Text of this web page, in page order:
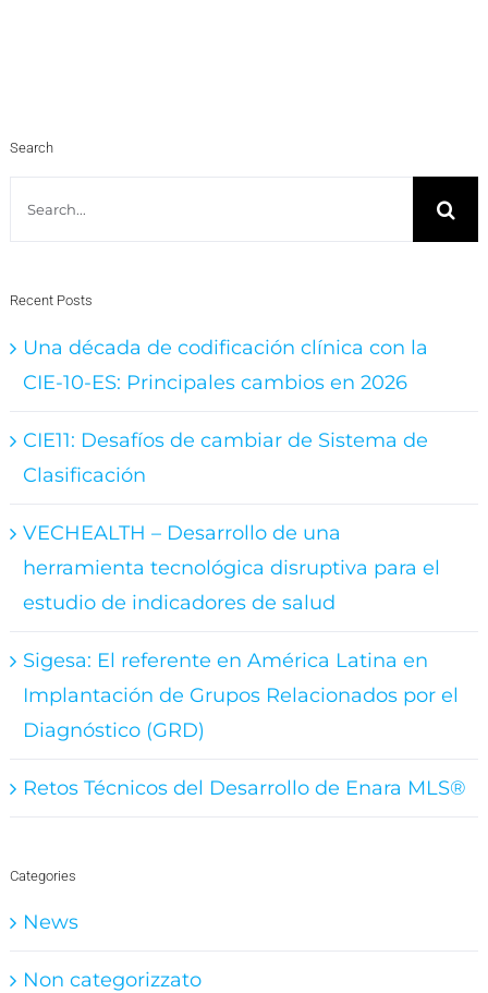
Search
Recent Posts
Una década de codificación clínica con la
CIE-10-ES: Principales cambios en 2026
CIE11: Desafíos de cambiar de Sistema de
Clasificación
VECHEALTH – Desarrollo de una
herramienta tecnológica disruptiva para el
estudio de indicadores de salud
Sigesa: El referente en América Latina en
Implantación de Grupos Relacionados por el
Diagnóstico (GRD)
Retos Técnicos del Desarrollo de Enara MLS®
Categories
News
Non categorizzato